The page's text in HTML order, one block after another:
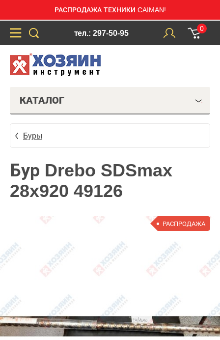
РАСПРОДАЖА ТЕХНИКИ CAIMAN!
тел.: 297-50-95
0
КАТАЛОГ
Буры
Бур Drebo SDSmax
28x920 49126
РАСПРОДАЖА